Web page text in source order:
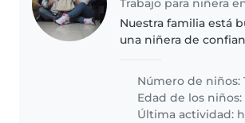
Nuestra familia está
una niñera de
un año. Necesitamos
esté cómodo con las
Nuestro hija es muy
Número de niños:
Edad de los niños:
Última actividad: